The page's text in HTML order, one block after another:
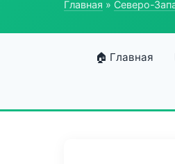
Главная » Северо-
🏠 Главная